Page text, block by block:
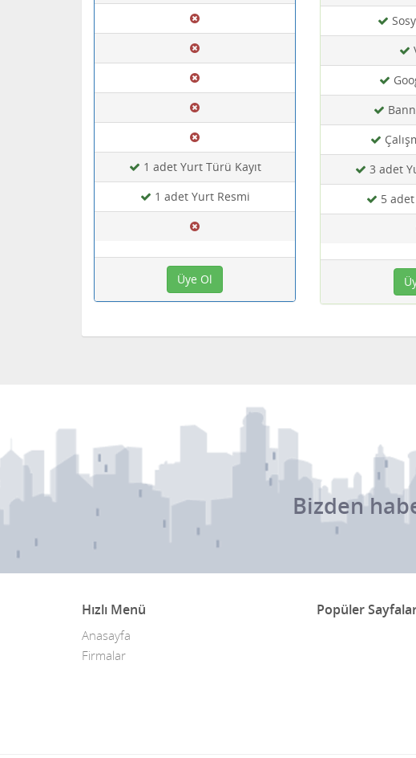
1 adet Yurt Türü Kayıt
1 adet Yurt Resmi
Üye Ol
3 adet
5
Bizden
Hızlı Menü
Anasayfa
Firmalar
Popüler